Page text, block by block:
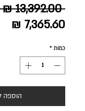
‏13,392.00 ‏₪
כמות *
הוספה